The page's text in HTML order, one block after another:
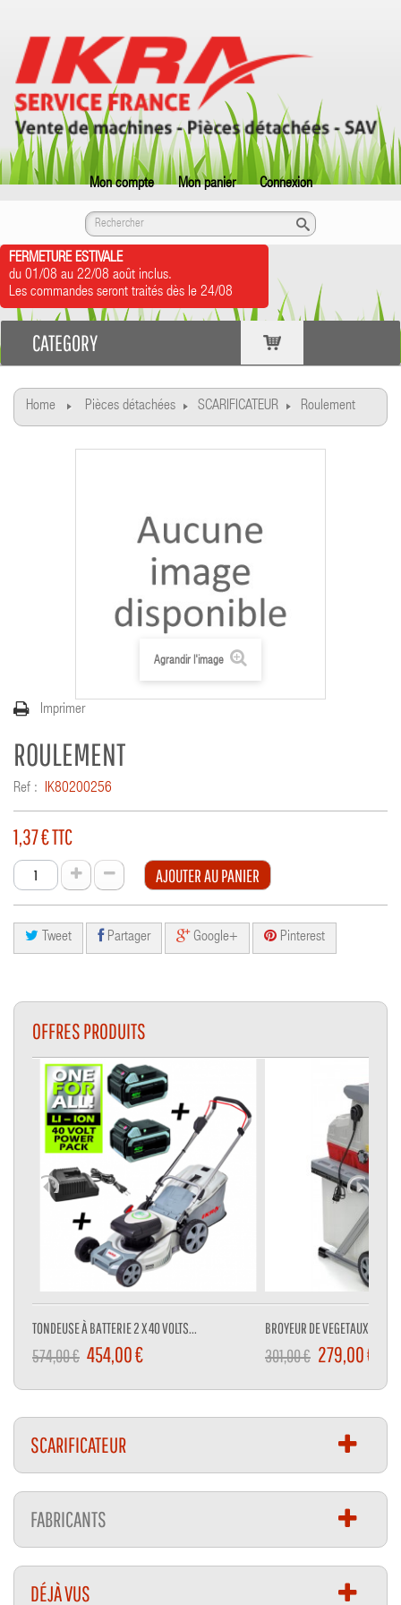
Mon compte Mon panier Connexion
FERMETURE ESTIVALE
du 01/08 au 22/08 août inclus.
Les commandes seront traités dès le 24/08
CATEGORY
Home Pièces détachées SCARIFICATEUR Roulement
Agrandir l'image
Imprimer
ROULEMENT
Ref : IK80200256
1,37 €TTC
AJOUTER AU PANIER
Tweet Partager Google+ Pinterest
OFFRES PRODUITS
TONDEUSE À BATTERIE 2 X 40 VOLTS...
574,00 € 454,00 €
BROYEUR DE VEGETAUX 3000
301,00 € 279,00 €
SCARIFICATEUR
FABRICANTS
DÉJÀ VUS